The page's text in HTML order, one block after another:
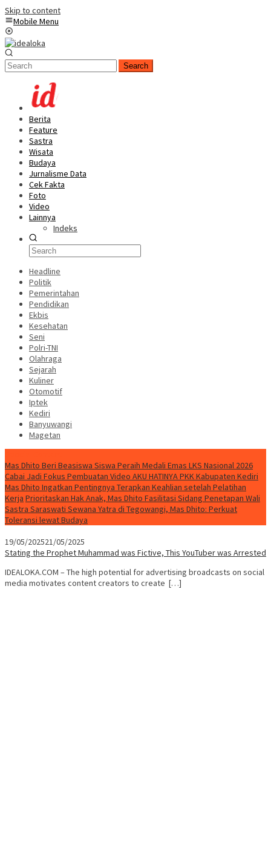
Skip to content
Mobile Menu
Search
Berita
Feature
Sastra
Wisata
Budaya
Jurnalisme Data
Cek Fakta
Foto
Video
Lainnya
Indeks
Headline
Politik
Pemerintahan
Pendidikan
Ekbis
Kesehatan
Seni
Polri-TNI
Olahraga
Sejarah
Kuliner
Otomotif
Iptek
Kediri
Banyuwangi
Magetan
Mas Dhito Beri Beasiswa Siswa Peraih Medali Emas LKS Nasional 2026
Cabai Jadi Fokus Pembuatan Video AKU HATINYA PKK Kabupaten Kediri
Mas Dhito Ingatkan Pentingnya Terapkan Keahlian setelah Pelatihan
Kerja Prioritaskan Hak Anak, Mas Dhito Fasilitasi Sidang Penetapan Wali
Sastra Saraswati Sewana Yatra di Tegowangi, Mas Dhito: Perkuat
Toleransi lewat Budaya
19/05/202521/05/2025
Stating the Prophet Muhammad was Fictive, This YouTuber was Arrested
IDEALOKA.COM – The high potential for advertising broadcasts on social
media motivates content creators to create […]